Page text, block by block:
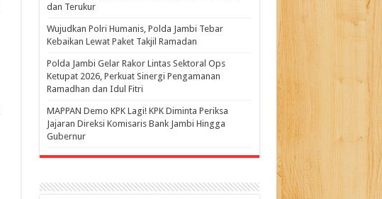
dan Terukur
Wujudkan Polri Humanis, Polda Jambi Tebar
Kebaikan Lewat Paket Takjil Ramadan
Polda Jambi Gelar Rakor Lintas Sektoral Ops
Ketupat 2026, Perkuat Sinergi Pengamanan
Ramadhan dan Idul Fitri
‎MAPPAN Demo KPK Lagi! KPK Diminta Periksa
Jajaran Direksi Komisaris Bank Jambi Hingga
Gubernur ‎